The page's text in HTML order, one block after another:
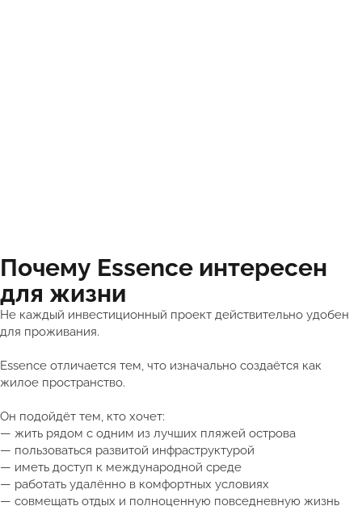
Почему Essence интересен
для жизни
Не каждый инвестиционный проект действительно удобен
для проживания.
Essence отличается тем, что изначально создаётся как
жилое пространство.
Он подойдёт тем, кто хочет:
— жить рядом с одним из лучших пляжей острова
— пользоваться развитой инфраструктурой
— иметь доступ к международной среде
— работать удалённо в комфортных условиях
— совмещать отдых и полноценную повседневную жизнь